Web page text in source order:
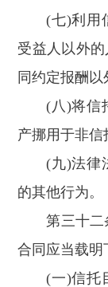
(七)利用
受益人以外
同约定报酬
(八)将信
产挪用于非信
(九)法律
的其他行为。
第三十二
合同应当载明
(一)信托